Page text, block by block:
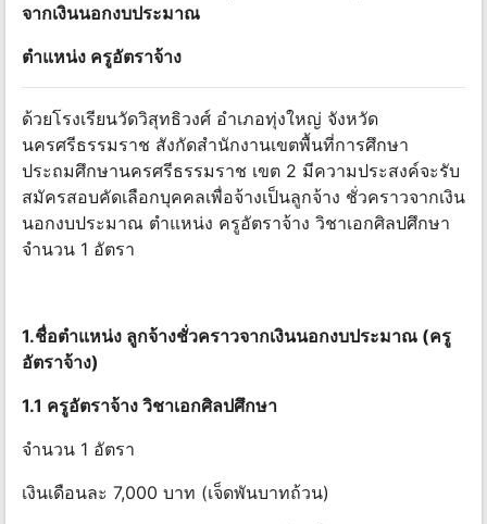
จากเงินนอกงบประมาณ
ตําแหน่ง ครูอัตราจ้าง
ด้วยโรงเรียนวัดวิสุทธิวงศ์ อําเภอทุ่งใหญ่ จังหวัด
นครศรีธรรมราช สังกัดสํานักงานเขตพื้นที่การศึกษา
ประถมศึกษานครศรีธรรมราช เขต 2 มีความประสงค์จะรับ
สมัครสอบคัดเลือกบุคคลเพื่อจ้างเป็นลูกจ้าง ชั่วคราวจากเงิน
นอกงบประมาณ ตําแหน่ง ครูอัตราจ้าง วิชาเอกศิลปศึกษา
จํานวน 1 อัตรา
1.ชื่อตําแหน่ง ลูกจ้างชั่วคราวจากเงินนอกงบประมาณ (ครู
อัตราจ้าง)
1.1 ครูอัตราจ้าง วิชาเอกศิลปศึกษา
จำนวน 1 อัตรา
เงินเดือนละ 7,000 บาท (เจ็ดพันบาทถ้วน)